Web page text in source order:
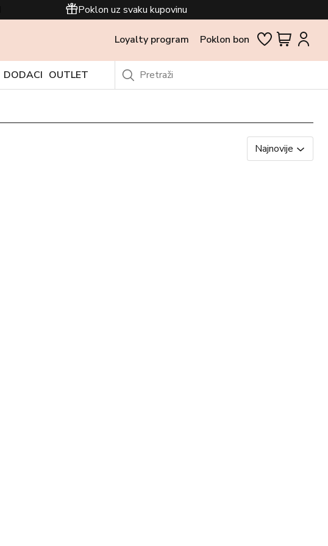
Poklon uz svaku kupovinu
Loyalty program Poklon bon
DODACI OUTLET
Najnovije